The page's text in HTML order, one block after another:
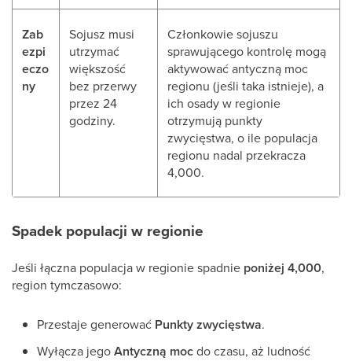
Zab
ezpi
eczo
ny
Sojusz musi
utrzymać
większość
bez przerwy
przez 24
godziny.
Członkowie sojuszu
sprawującego kontrolę mogą
aktywować antyczną moc
regionu (jeśli taka istnieje), a
ich osady w regionie
otrzymują punkty
zwycięstwa, o ile populacja
regionu nadal przekracza
4,000.
Spadek populacji w regionie
Jeśli łączna populacja w regionie spadnie poniżej 4,000,
region tymczasowo:
Przestaje generować Punkty zwycięstwa.
Wyłącza jegoAntyczną mocdo czasu, aż ludność